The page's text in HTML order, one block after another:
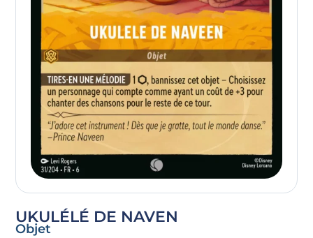
UKULÉLÉ DE NAVEN
Objet